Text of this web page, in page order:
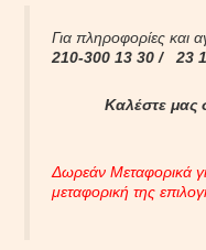
Για πληροφορίες και
210-300 13 30 /
23
Καλέστε μας
Δωρεάν Μεταφορικά
μεταφορική της